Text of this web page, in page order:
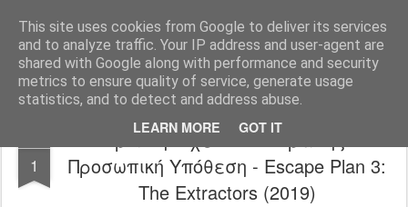
This site uses cookies from Google to deliver its services
and to analyze traffic. Your IP address and user-agent are
shared with Google along with performance and security
metrics to ensure quality of service, generate usage
statistics, and to detect and address abuse.
LEARN MORE GOT IT
FilmBoy
1
Κριτική: Σχέδιο Απόδρασης:
Προσωπική Υπόθεση - Escape Plan 3:
The Extractors (2019)